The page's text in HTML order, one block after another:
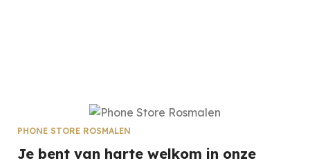
PHONE STORE ROSMALEN
Je bent van harte welkom in onze